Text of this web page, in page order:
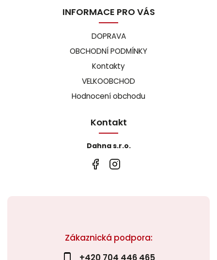
Zákaznická podpora:
+420 704 446 465
INFORMACE PRO VÁS
DOPRAVA
OBCHODNÍ PODMÍNKY
Kontakty
VELKOOBCHOD
Hodnocení obchodu
Kontakt
Dahna s.r.o.